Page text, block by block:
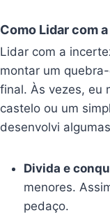
Como Lidar com
Lidar com a
montar um
final. Às vezes, eu
castelo ou um
desenvolvi
Divida e
menores.
pedaço.